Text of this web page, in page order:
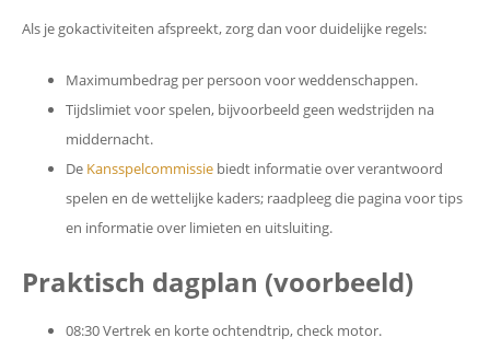
Als je gokactiviteiten afspreekt, zorg dan voor duidelijke regels:
Maximumbedrag per persoon voor weddenschappen.
Tijdslimiet voor spelen, bijvoorbeeld geen wedstrijden na
middernacht.
De Kansspelcommissie biedt informatie over verantwoord
spelen en de wettelijke kaders; raadpleeg die pagina voor tips
en informatie over limieten en uitsluiting.
Praktisch dagplan (voorbeeld)
08:30 Vertrek en korte ochtendtrip, check motor.